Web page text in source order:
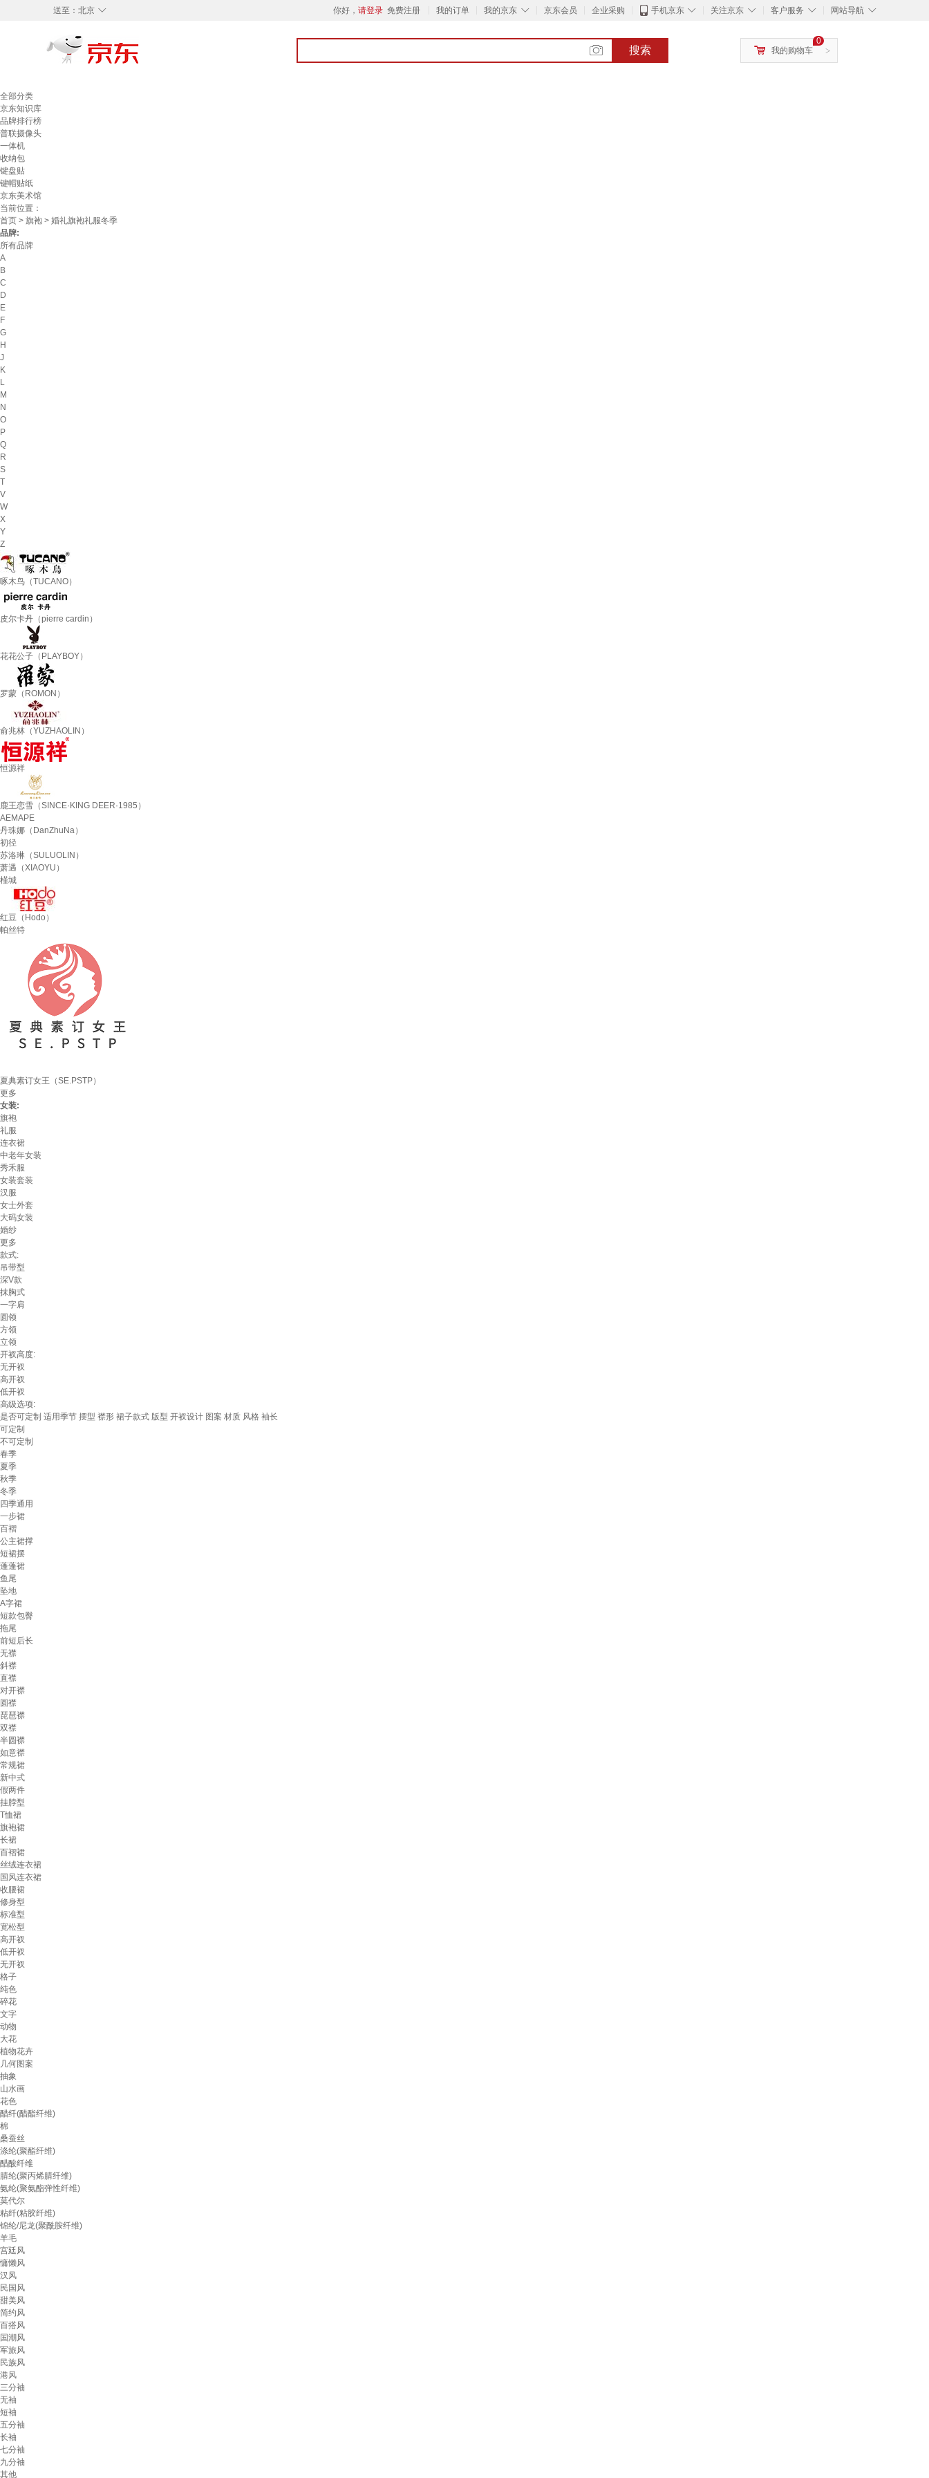
◇
送至： 北京 你好， 请登录 免费注册 我的订单 ◇
我的京东 京东会员 企业采购 ◇
手机京东 ◇
关注京东 ◇
客户服务 ◇
网站导航
搜索 >
0
我的购物车
全部分类
京东知识库
品牌排行榜
普联摄像头
一体机
收纳包
键盘贴
键帽贴纸
京东美术馆
当前位置：
首页 > 旗袍 > 婚礼旗袍礼服冬季
品牌:
所有品牌
A
B
C
D
E
F
G
H
J
K
L
M
N
O
P
Q
R
S
T
V
W
X
Y
Z
啄木鸟（TUCANO）
皮尔卡丹（pierre cardin）
花花公子（PLAYBOY）
罗蒙（ROMON）
俞兆林（YUZHAOLIN）
恒源祥
鹿王恋雪（SINCE·KING DEER·1985）
AEMAPE
丹珠娜（DanZhuNa）
初径
苏洛琳（SULUOLIN）
萧遇（XIAOYU）
槿城
红豆（Hodo）
帕丝特
夏典素订女王（SE.PSTP）
更多
女装:
旗袍
礼服
连衣裙
中老年女装
秀禾服
女装套装
汉服
女士外套
大码女装
婚纱
更多
款式:
吊带型
深V款
抹胸式
一字肩
圆领
方领
立领
开衩高度:
无开衩
高开衩
低开衩
高级选项:
是否可定制 适用季节 摆型 襟形 裙子款式 版型 开衩设计 图案 材质 风格 袖长
可定制
不可定制
春季
夏季
秋季
冬季
四季通用
一步裙
百褶
公主裙撑
短裙摆
蓬蓬裙
鱼尾
坠地
A字裙
短款包臀
拖尾
前短后长
无襟
斜襟
直襟
对开襟
圆襟
琵琶襟
双襟
半圆襟
如意襟
常规裙
新中式
假两件
挂脖型
T恤裙
旗袍裙
长裙
百褶裙
丝绒连衣裙
国风连衣裙
收腰裙
修身型
标准型
宽松型
高开衩
低开衩
无开衩
格子
纯色
碎花
文字
动物
大花
植物花卉
几何图案
抽象
山水画
花色
醋纤(醋酯纤维)
棉
桑蚕丝
涤纶(聚酯纤维)
醋酸纤维
腈纶(聚丙烯腈纤维)
氨纶(聚氨酯弹性纤维)
莫代尔
粘纤(粘胶纤维)
锦纶/尼龙(聚酰胺纤维)
羊毛
宫廷风
慵懒风
汉风
民国风
甜美风
简约风
百搭风
国潮风
军旅风
民族风
港风
三分袖
无袖
短袖
五分袖
长袖
七分袖
九分袖
其他